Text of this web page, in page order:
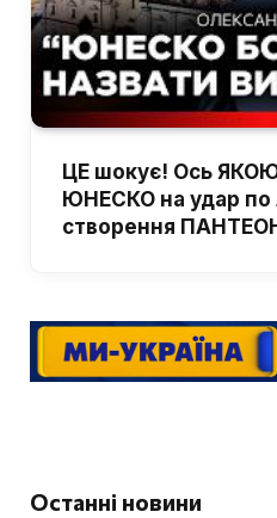
ЦЕ шокує! Ось
ЮНЕСКО на удар по
створення
Останні новини